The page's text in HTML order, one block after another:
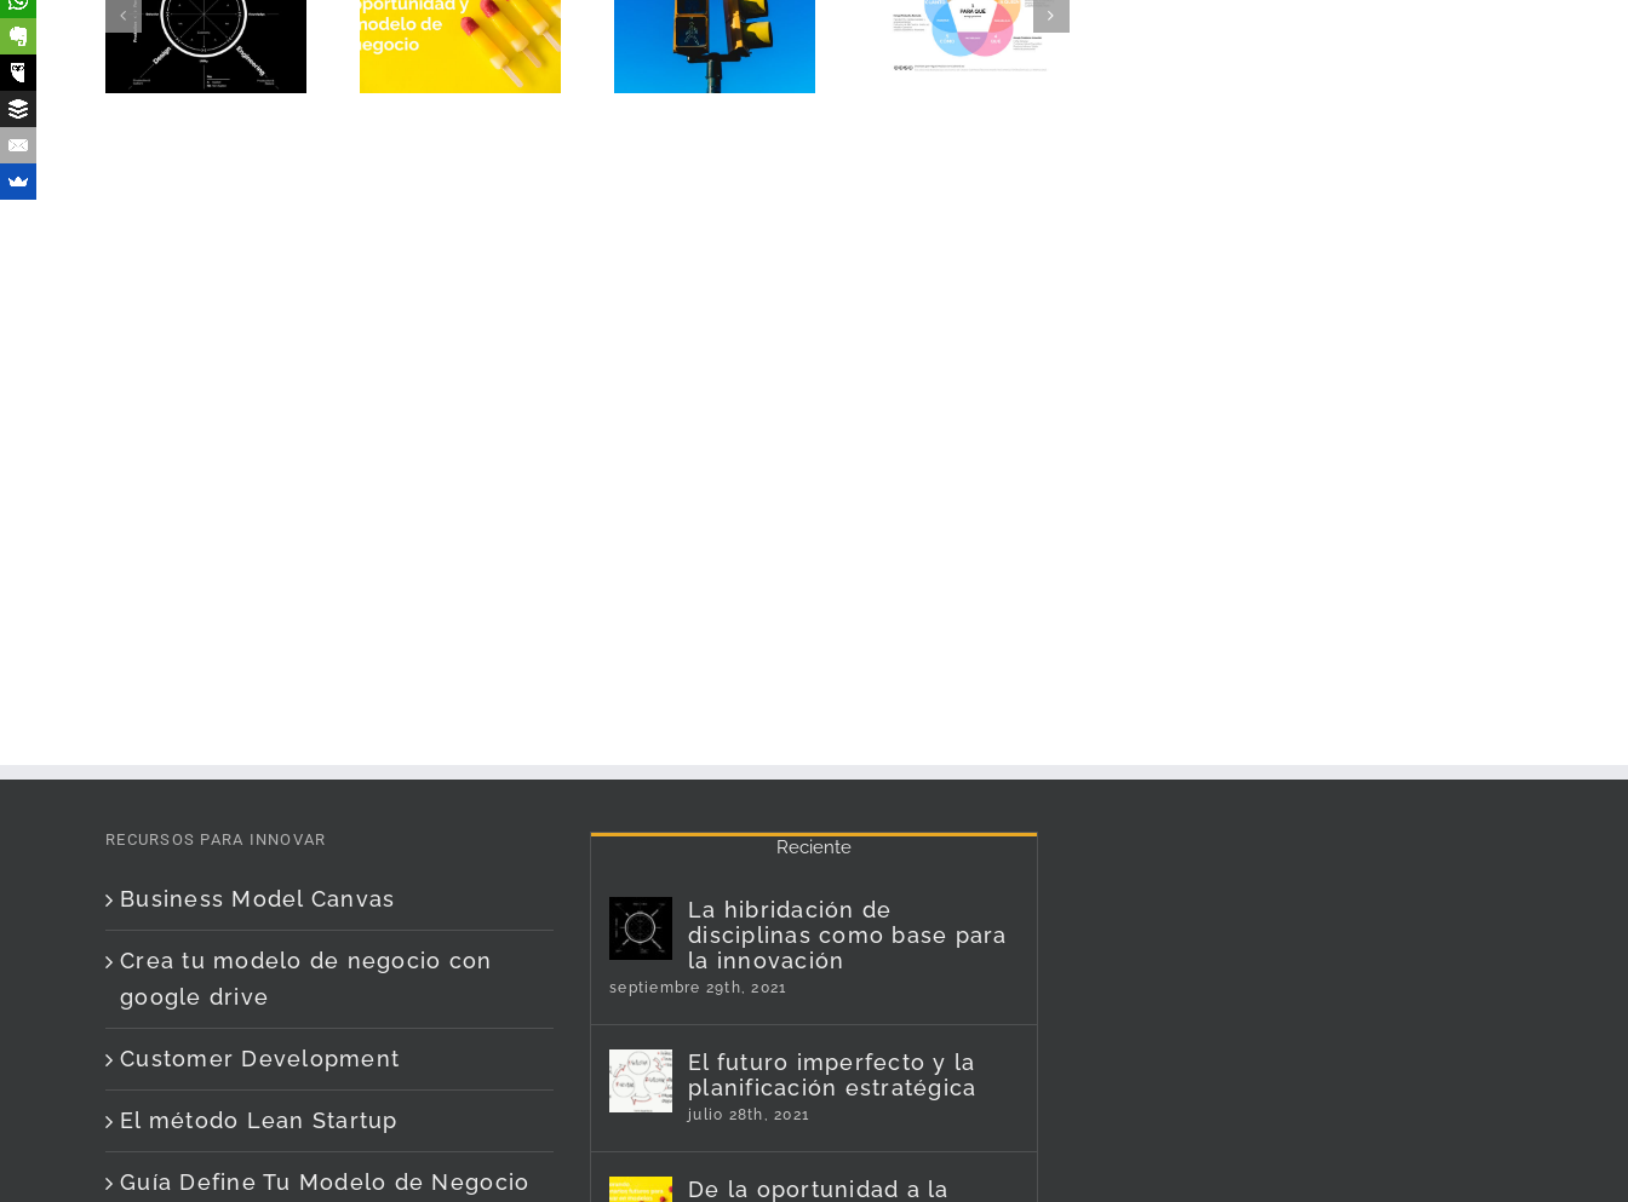
de
como
la
El propósito, la
oportunidad y el
modelo de
negocio
modelo de
negocio por el
para qué, el
propósito
EDV©, nueva
versión de una
hoja de ruta para
experimentos
para innovar:
impacto, confianza
RECURSOS PARA INNOVAR
Business Model Canvas
Crea tu modelo de negocio con
google drive
Customer Development
El método Lean Startup
Guía Define Tu Modelo de Negocio
Reciente
La hibridación de
disciplinas como base para
la innovación
septiembre 29th, 2021
El futuro imperfecto y la
planificación estratégica
julio 28th, 2021
De la oportunidad a la